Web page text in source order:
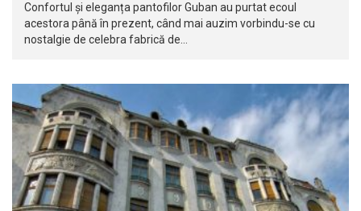
Confortul și eleganța pantofilor Guban au purtat ecoul
acestora până în prezent, când mai auzim vorbindu-se cu
nostalgie de celebra fabrică de…